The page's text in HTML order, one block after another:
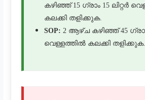
കഴിഞ്ഞ് 15 ഗ്രാം 15 ലിറ്റർ
കലക്കി തളിക്കുക.
SOP: 2 ആഴ്ച കഴിഞ്ഞ് 45 ഗ്രാം
വെള്ളത്തിൽ കലക്കി തളിക്കുക.